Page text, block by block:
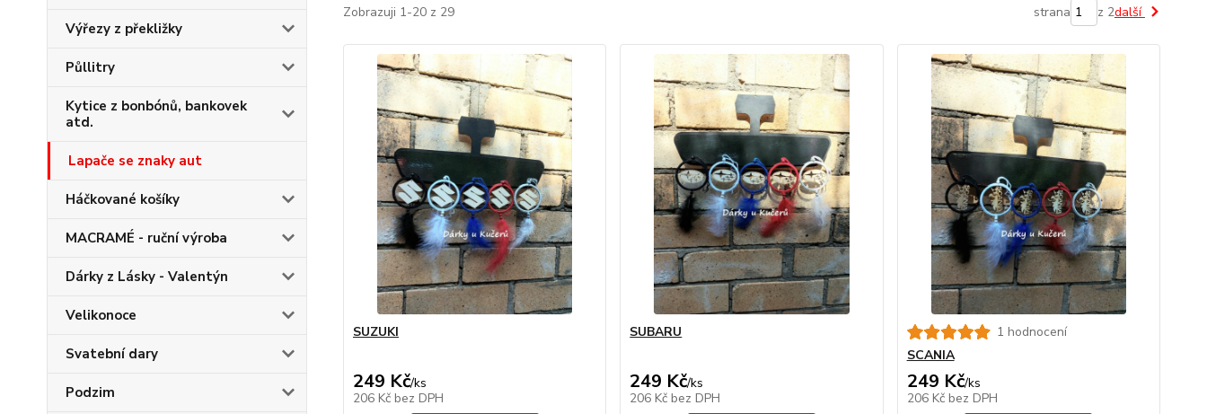
Výřezy z překližky
Půllitry
Kytice z bonbónů, bankovek
atd.
Lapače se znaky aut
Háčkované košíky
MACRAMÉ - ruční výroba
Dárky z Lásky - Valentýn
Velikonoce
Svatební dary
Podzim
Zobrazuji 1-20 z 29 strana z 2další
SUZUKI
249 Kč/ks
206 Kč bez DPH
SUBARU
249 Kč/ks
206 Kč bez DPH
1 hodnocení
SCANIA
249 Kč/ks
206 Kč bez DPH